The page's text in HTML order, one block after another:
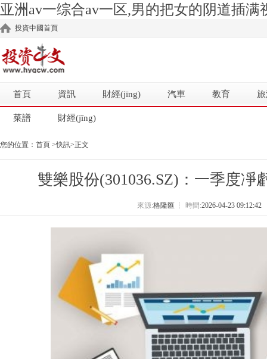
亚洲av一综合av一区,男的把女的阴道插
投資中國首頁
首頁 資訊 財經(jīng) 汽車 教育
菜譜 財經(jīng)
您的位置： 首頁 >快訊>正文
雙樂股份(301036.SZ)：一季度凈
來源:格隆匯 ┆ 時間:2026-04-23 09:12:42